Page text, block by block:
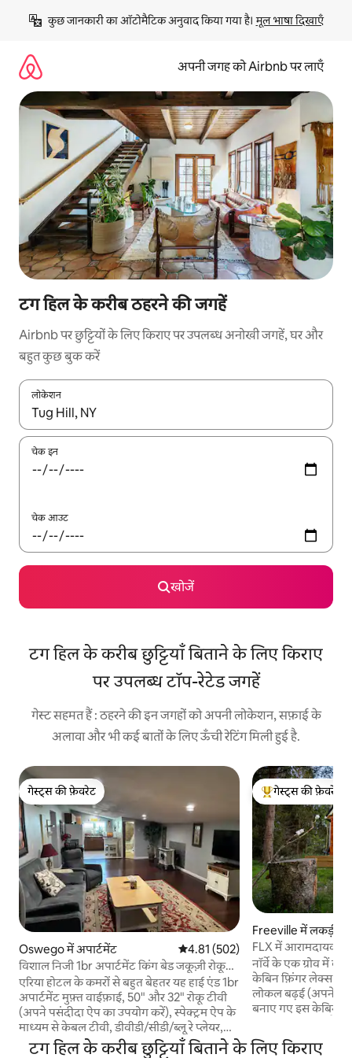
छोड़कर
कॉन्टेंट
कुछ जानकारी का ऑटोमैटिक अनुवाद किया गया है। मूल भाषा दिखाएँ
अपनी जगह को Airbnb पर लाएँ
टग हिल के करीब ठहरने की जगहें
Airbnb पर छुट्टियों के लिए किराए पर उपलब्ध अनोखी जगहें, घर और
बहुत कुछ बुक करें
लोकेशन
नतीजों के उपलब्ध होने पर, अप और डाउन 'ऐरो की' का इस्तेमाल करके नेविगेट
चेक इन
चेक आउट
खोजें
टग हिल के करीब छुट्टियाँ बिताने के लिए किराए
पर उपलब्ध टॉप-रेटेड जगहें
गेस्ट सहमत हैं : ठहरने की इन जगहों को अपनी लोकेशन, सफ़ाई के
अलावा और भी कई बातों के लिए ऊँची रेटिंग मिली हुई है.
गेस्ट्स की फ़ेवरेट
गेस्ट्स की फ़ेवरेट
Oswego में अपार्टमेंट औसत रेटिंग 5 में से 4.81, 502 समीक्षाएँ
4.81 (502)
विशाल निजी 1br अपार्टमेंट किंग बेड जकूज़ी रोकू
टीवी
एरिया होटल के कमरों से बहुत बेहतर यह हाई एंड 1br
अपार्टमेंट मुफ़्त वाईफ़ाई, 50" और 32" रोकू टीवी
(अपने पसंदीदा ऐप का उपयोग करें), स्पेक्ट्रम ऐप के
माध्यम से केबल टीवी, डीवीडी/सीडी/ब्लू रे प्लेयर,
बिडेट, वॉशर ड्रायर कॉम्बो, जकूज़ी टब, लैस किचन से
गेस्ट्स का टॉप फ़ेवरेट
गेस्ट्स की फ़ेवरेट
Freeville में लकड़ी
FLX में आरामदायक
टब
नॉर्वे के एक ग्रोव में
केबिन फ़िंगर लेक्स के
लोकल बढ़ई (अपने कुत्ते
बनाए गए इस केबिन
अनुभव को खास बना
पर) तक पैदल जाएँ, गैस
टग हिल के करीब छुट्टियाँ बिताने के लिए किराए